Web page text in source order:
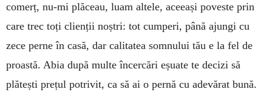
comerț, nu-mi plăceau, luam altele, aceeași poveste prin
care trec toți clienții noștri: tot cumperi, până ajungi cu
zece perne în casă, dar calitatea somnului tău e la fel de
proastă. Abia după multe încercări eșuate te decizi să
plătești prețul potrivit, ca să ai o pernă cu adevărat bună.